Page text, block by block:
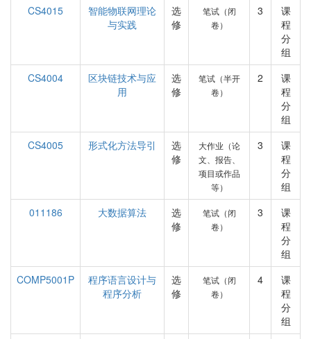
CS4015
智能物联网理论
与实践
选
修
笔试（闭
卷）
3
课
程
分
组
CS4004
区块链技术与应
用
选
修
笔试（半开
卷）
2
课
程
分
组
CS4005
形式化方法导引
选
修
大作业（论
文、报告、
项目或作品
等）
3
课
程
分
组
011186
大数据算法
选
修
笔试（闭
卷）
3
课
程
分
组
COMP5001P
程序语言设计与
程序分析
选
修
笔试（闭
卷）
4
课
程
分
组